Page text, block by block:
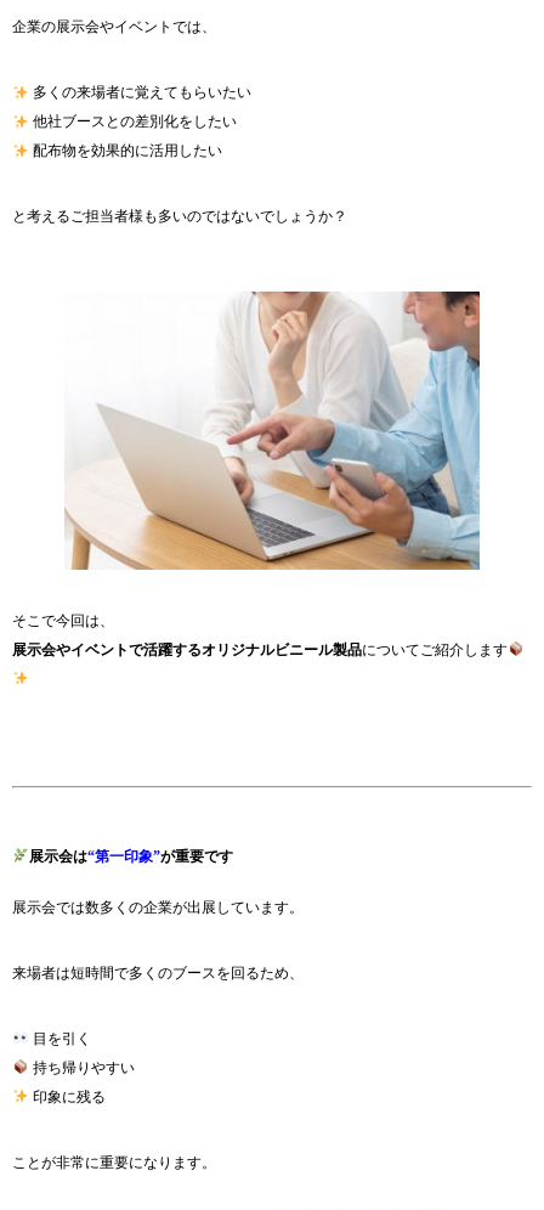
企業の展示会やイベントでは、
多くの来場者に覚えてもらいたい
他社ブースとの差別化をしたい
配布物を効果的に活用したい
と考えるご担当者様も多いのではないでしょうか？
そこで今回は、
展示会やイベントで活躍するオリジナルビニール製品についてご紹介します
展示会は“第一印象”が重要です
展示会では数多くの企業が出展しています。
来場者は短時間で多くのブースを回るため、
目を引く
持ち帰りやすい
印象に残る
ことが非常に重要になります。